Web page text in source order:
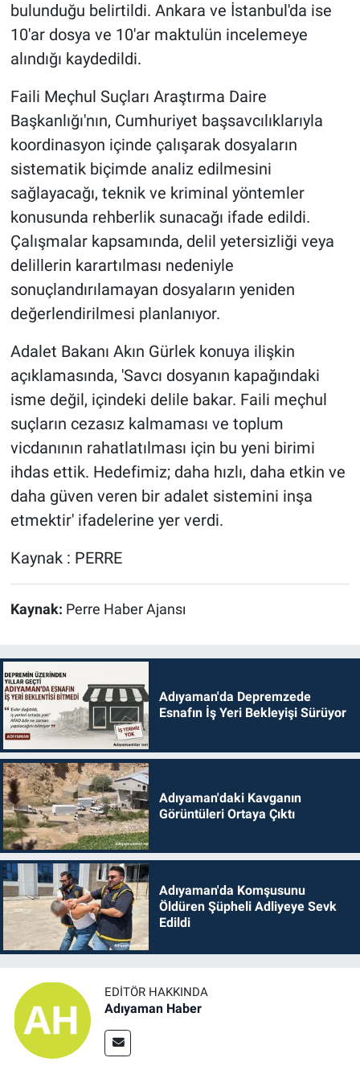
bulunduğu belirtildi. Ankara ve İstanbul'da ise
10'ar dosya ve 10'ar maktulün incelemeye
alındığı kaydedildi.
Faili Meçhul Suçları Araştırma Daire
Başkanlığı'nın, Cumhuriyet başsavcılıklarıyla
koordinasyon içinde çalışarak dosyaların
sistematik biçimde analiz edilmesini
sağlayacağı, teknik ve kriminal yöntemler
konusunda rehberlik sunacağı ifade edildi.
Çalışmalar kapsamında, delil yetersizliği veya
delillerin karartılması nedeniyle
sonuçlandırılamayan dosyaların yeniden
değerlendirilmesi planlanıyor.
Adalet Bakanı Akın Gürlek konuya ilişkin
açıklamasında, 'Savcı dosyanın kapağındaki
isme değil, içindeki delile bakar. Faili meçhul
suçların cezasız kalmaması ve toplum
vicdanının rahatlatılması için bu yeni birimi
ihdas ettik. Hedefimiz; daha hızlı, daha etkin ve
daha güven veren bir adalet sistemini inşa
etmektir' ifadelerine yer verdi.
Kaynak : PERRE
Kaynak: Perre Haber Ajansı
Adıyaman'da Depremzede
Esnafın İş Yeri Bekleyişi Sürüyor
Adıyaman'daki Kavganın
Görüntüleri Ortaya Çıktı
Adıyaman'da Komşusunu
Öldüren Şüpheli Adliyeye Sevk
Edildi
EDITÖR HAKKINDA
Adıyaman Haber